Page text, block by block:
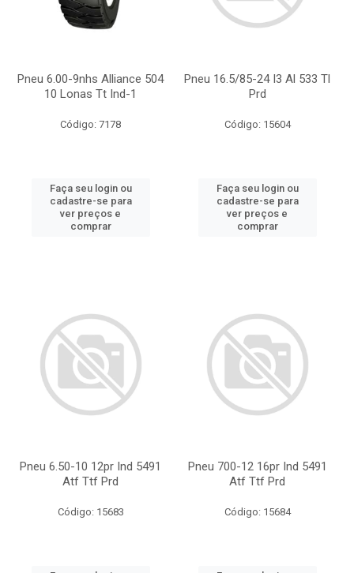
Pneu 6.00-9nhs Alliance 504
10 Lonas Tt Ind-1
Código: 7178
Faça seu login ou
cadastre-se para
ver preços e
comprar
Pneu 16.5/85-24 I3 Al 533 Tl
Prd
Código: 15604
Faça seu login ou
cadastre-se para
ver preços e
comprar
Pneu 6.50-10 12pr Ind 5491
Atf Ttf Prd
Código: 15683
Pneu 700-12 16pr Ind 5491
Atf Ttf Prd
Código: 15684